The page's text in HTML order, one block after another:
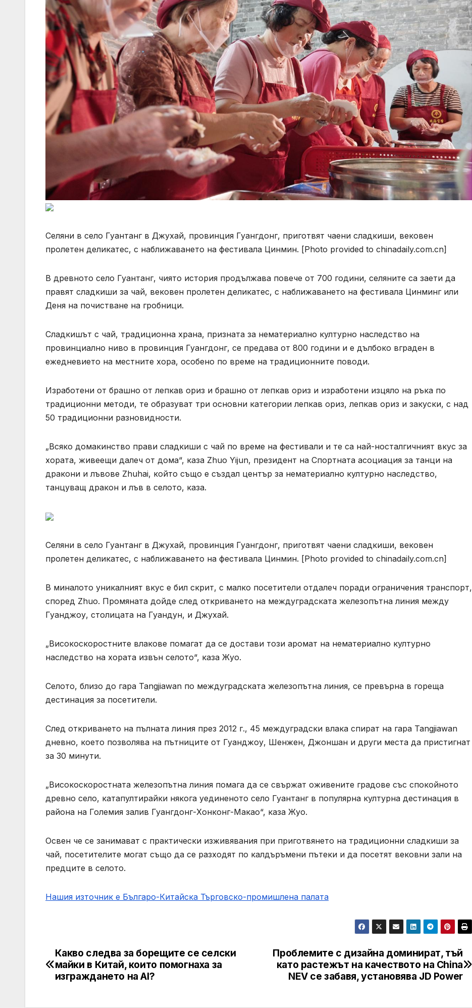
Селяни в село Гуантанг в Джухай, провинция Гуангдонг, приготвят чаени сладкиши, вековен
пролетен деликатес, с наближаването на фестивала Цинмин. [Photo provided to chinadaily.com.cn]
В древното село Гуантанг, чиято история продължава повече от 700 години, селяните са заети да
правят сладкиши за чай, вековен пролетен деликатес, с наближаването на фестивала Цинминг или
Деня на почистване на гробници.
Сладкишът с чай, традиционна храна, призната за нематериално културно наследство на
провинциално ниво в провинция Гуангдонг, се предава от 800 години и е дълбоко вграден в
ежедневието на местните хора, особено по време на традиционните поводи.
Изработени от брашно от лепкав ориз и брашно от лепкав ориз и изработени изцяло на ръка по
традиционни методи, те образуват три основни категории лепкав ориз, лепкав ориз и закуски, с над
50 традиционни разновидности.
„Всяко домакинство прави сладкиши с чай по време на фестивали и те са най-носталгичният вкус за
хората, живеещи далеч от дома“, каза Zhuo Yijun, президент на Спортната асоциация за танци на
дракони и лъвове Zhuhai, който също е създал център за нематериално културно наследство,
танцуващ дракон и лъв в селото, каза.
Селяни в село Гуантанг в Джухай, провинция Гуангдонг, приготвят чаени сладкиши, вековен
пролетен деликатес, с наближаването на фестивала Цинмин. [Photo provided to chinadaily.com.cn]
В миналото уникалният вкус е бил скрит, с малко посетители отдалеч поради ограничения транспорт,
според Zhuo. Промяната дойде след откриването на междуградската железопътна линия между
Гуанджоу, столицата на Гуандун, и Джухай.
„Високоскоростните влакове помагат да се достави този аромат на нематериално културно
наследство на хората извън селото“, каза Жуо.
Селото, близо до гара Tangjiawan по междуградската железопътна линия, се превърна в гореща
дестинация за посетители.
След откриването на пълната линия през 2012 г., 45 междуградски влака спират на гара Tangjiawan
дневно, което позволява на пътниците от Гуанджоу, Шенжен, Джоншан и други места да пристигнат
за 30 минути.
„Високоскоростната железопътна линия помага да се свържат оживените градове със спокойното
древно село, катапултирайки някога уединеното село Гуантанг в популярна културна дестинация в
района на Големия залив Гуангдонг-Хонконг-Макао“, каза Жуо.
Освен че се занимават с практически изживявания при приготвянето на традиционни сладкиши за
чай, посетителите могат също да се разходят по калдъръмени пътеки и да посетят вековни зали на
предците в селото.
Нашия източник е Българо-Китайска Търговско-промишлена палaта
Post
navigation
Проблемите с дизайна доминират, тъй
като растежът на качеството на China
NEV се забавя, установява JD Power
Какво следва за борещите се селски
майки в Китай, които помогнаха за
изграждането на AI?